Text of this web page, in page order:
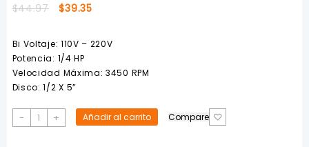
$44.97
El
era:
$44.97.
$39.35El
es:
Bi Voltaje: 110V – 220V
Potencia: 1/4 HP
Velocidad Máxima: 3450 RPM
Disco: 1/2 X 5”
-
Esmeril
electrico
+ Añadir al carrito Compare